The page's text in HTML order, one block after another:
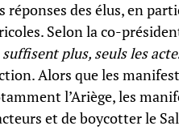
réponses des élus, en
Selon la co-
suffisent plus, seuls les
Alors que les
l’Ariège, les
et de boycotter le